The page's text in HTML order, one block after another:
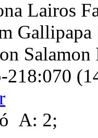
Lairos
Gallipapa
Salamon
218:070
A: 2;